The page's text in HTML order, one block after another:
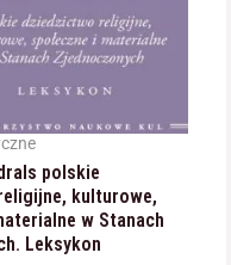
polskie
kulturowe,
w Stanach
Leksykon